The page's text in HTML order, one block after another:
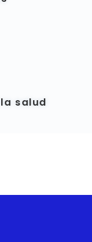
salud